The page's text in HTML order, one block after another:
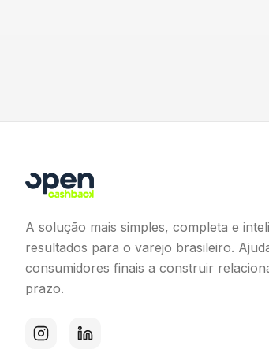
A solução mais simples, completa e
resultados para o varejo brasileiro.
consumidores finais a construir
prazo.